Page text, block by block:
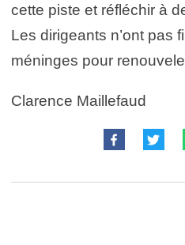
cette piste et réfléchir à
Les dirigeants n’ont pas
méninges pour
Clarence Maillefaud